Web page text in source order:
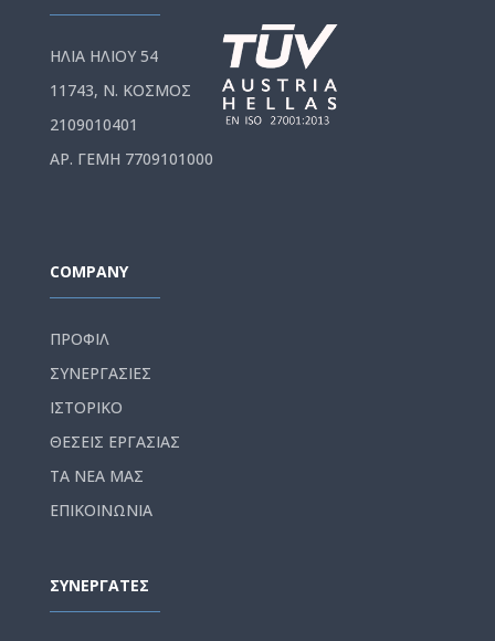
ΗΛΙΑ ΗΛΙΟΥ 54
11743, Ν. ΚΟΣΜΟΣ
2109010401
ΑΡ. ΓΕΜΗ 7709101000
COMPANY
ΠΡΟΦΙΛ
ΣΥΝΕΡΓΑΣΙΕΣ
ΙΣΤΟΡΙΚΟ
ΘΕΣΕΙΣ ΕΡΓΑΣΙΑΣ
ΤΑ ΝΕΑ ΜΑΣ
ΕΠΙΚΟΙΝΩΝΙΑ
ΣΥΝΕΡΓΑΤΕΣ